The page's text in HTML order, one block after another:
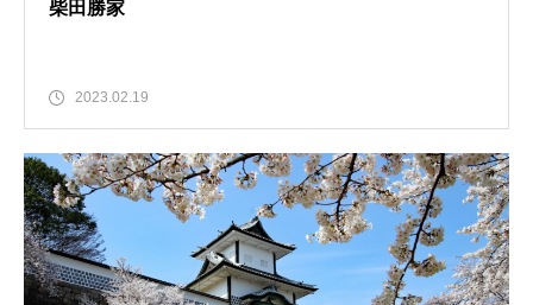
柴田勝家
2023.02.19